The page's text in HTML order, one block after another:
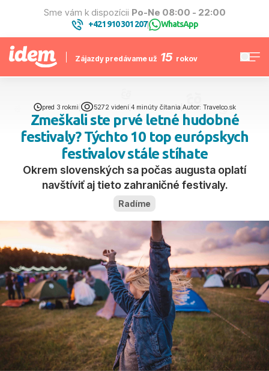
Sme vám k dispozícii Po-Ne 08:00 - 22:00
+421 910 301 207| WhatsApp
Zájazdy predávame už 15 rokov
pred 3 rokmi 5272 videní| 4 minúty čítania Autor: Travelco.sk
Zmeškali ste prvé letné hudobné
festivaly? Týchto 10 top európskych
festivalov stále stíhate
Okrem slovenských sa počas augusta oplatí
navštíviť aj tieto zahraničné festivaly.
Radíme